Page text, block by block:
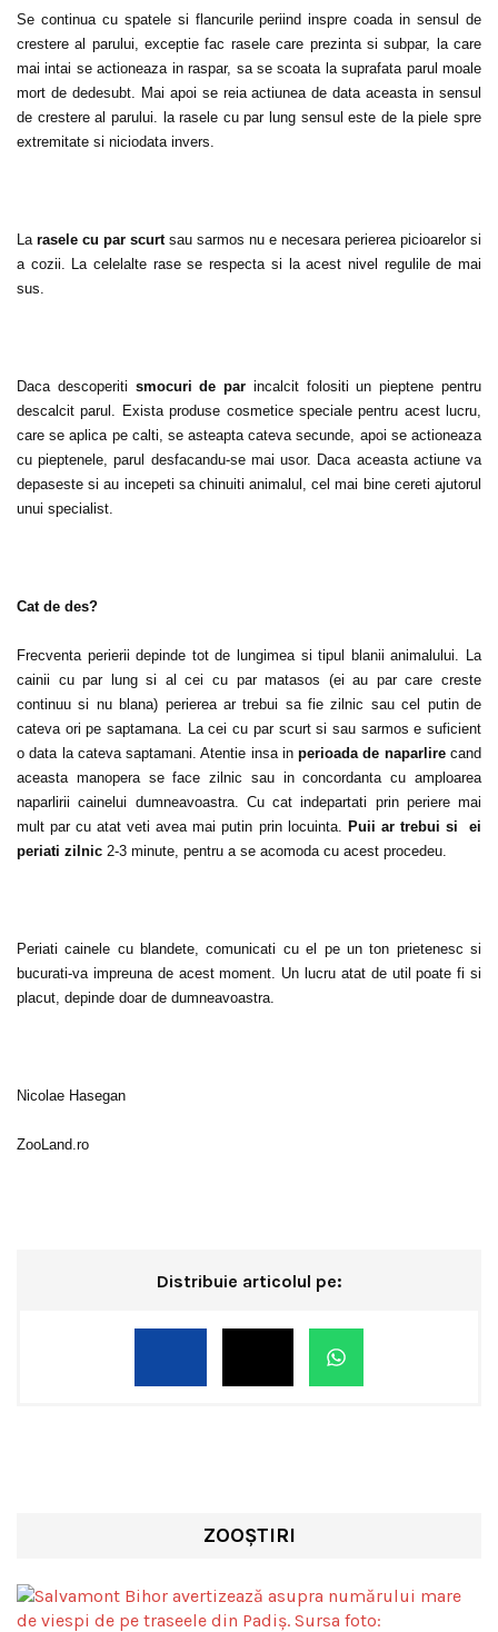
Se continua cu spatele si flancurile periind inspre coada in sensul de
crestere al parului, exceptie fac rasele care prezinta si subpar, la care
mai intai se actioneaza in raspar, sa se scoata la suprafata parul moale
mort de dedesubt. Mai apoi se reia actiunea de data aceasta in sensul
de crestere al parului. la rasele cu par lung sensul este de la piele spre
extremitate si niciodata invers.
La rasele cu par scurtsau sarmos nu e necesara perierea picioarelor si
a cozii. La celelalte rase se respecta si la acest nivel regulile de mai
sus.
Daca descoperiti smocuri de par incalcit folositi un pieptene pentru
descalcit parul. Exista produse cosmetice speciale pentru acest lucru,
care se aplica pe calti, se asteapta cateva secunde, apoi se actioneaza
cu pieptenele, parul desfacandu-se mai usor. Daca aceasta actiune va
depaseste si au incepeti sa chinuiti animalul, cel mai bine cereti ajutorul
unui specialist.
Cat de des?
Frecventa perierii depinde tot de lungimea si tipul blanii animalului. La
cainii cu par lung si al cei cu par matasos (ei au par care creste
continuu si nu blana) perierea ar trebui sa fie zilnic sau cel putin de
cateva ori pe saptamana. La cei cu par scurt si sau sarmos e suficient
o data la cateva saptamani. Atentie insa inperioada de naparlirecand
aceasta manopera se face zilnic sau in concordanta cu amploarea
naparlirii cainelui dumneavoastra. Cu cat indepartati prin periere mai
mult par cu atat veti avea mai putin prin locuinta. Puii ar trebui si ei
periati zilnic 2-3 minute, pentru a se acomoda cu acest procedeu.
Periati cainele cu blandete, comunicati cu el pe un ton prietenesc si
bucurati-va impreuna de acest moment. Un lucru atat de util poate fi si
placut, depinde doar de dumneavoastra.
Nicolae Hasegan
ZooLand.ro
Distribuie articolul pe:
ZOOȘTIRI